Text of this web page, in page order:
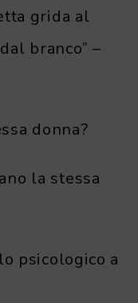
grida al
branco” –
donna?
la stessa
psicologico a